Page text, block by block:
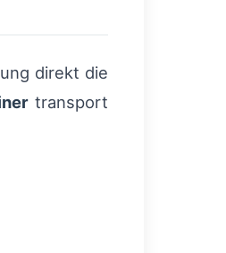
direkt die
transport